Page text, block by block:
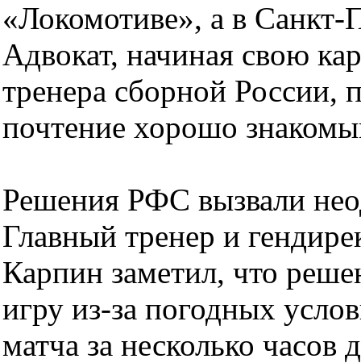
«Локомотиве», а в Санкт-
Адвокат, начиная свою
тренера сборной России,
почтение хорошо
Решения РФС вызвали
Главный тренер и
Карпин заметил, что
игру из-за погодных
матча за несколько часов